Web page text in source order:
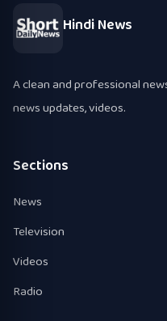
Hindi News
A clean and professional
news updates, videos.
Sections
News
Television
Videos
Radio